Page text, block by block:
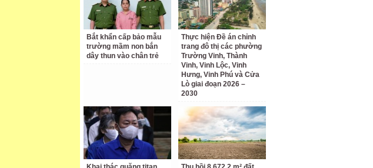
Bắt khẩn cấp bảo mẫu
trường mầm non bắn
dây thun vào chân trẻ
Thực hiện Đề án chỉnh
trang đô thị các phường
Trường Vinh, Thành
Vinh, Vinh Lộc, Vinh
Hưng, Vinh Phú và Cửa
Lò giai đoạn 2026 –
2030